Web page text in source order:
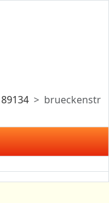
89134 brueckenstr